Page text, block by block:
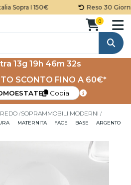
Sopra I 150€ Reso 30 Giorni
Cerca
0
13g 19h 46m 32s
SCONTO FINO A 60€*
Copia
SOPRAMMOBILI MODERNI
MATERNITA FACE BASE ARGENTO